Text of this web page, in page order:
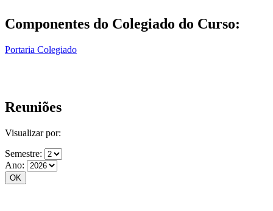
Componentes do Colegiado do Curso:
Portaria Colegiado
Reuniões
Visualizar por:
Semestre:
Ano: